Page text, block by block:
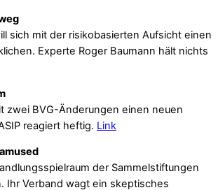
sich mit der risikobasierten Aufsicht einen
Experte Roger Baumann hält nichts
zwei BVG-Änderungen einen neuen
reagiert heftig. Link
der Sammelstiftungen
Ihr Verband wagt ein skeptisches